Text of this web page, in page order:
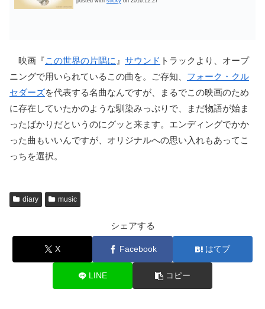
映画『この世界の片隅に 』 サウンド トラックより、オープ
ニングで用いられているこの曲を。ご存知、 フォーク・クル
セダーズを代表する名曲なんですが、まるでこの映画のため
に存在していたかのような馴染みっぷりで、まだ物語が始ま
ったばかりだというのにグッと来ます。エンディングでかか
った曲もいいんですが、オリジナルへの思い入れもあってこ
っちを選択。
diary music
シェアする
X Facebook はてブ
LINE コピー